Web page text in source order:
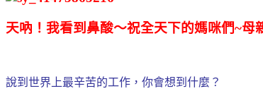
天吶！我看到鼻酸～祝全天下的媽咪們~母
說到世界上最辛苦的工作，你會想到什麼？